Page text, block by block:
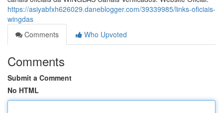
https://asiyabfxh626029.daneblogger.com/39339985/links-oficiais-
wingdas
Comments
Who Upvoted
Comments
Submit a Comment
No HTML